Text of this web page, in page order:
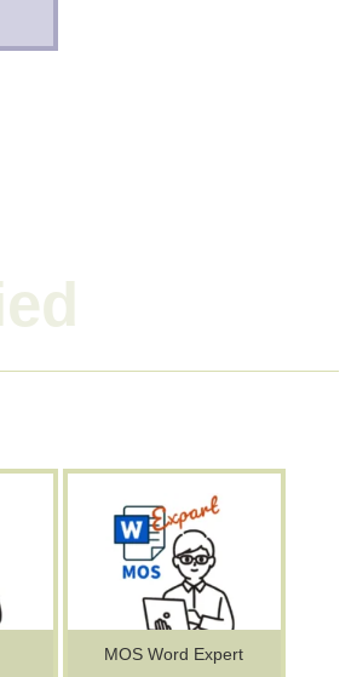
MOS Word Expert